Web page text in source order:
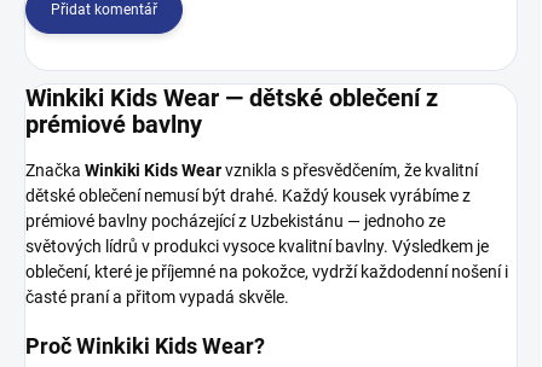
Přidat komentář
Winkiki Kids Wear — dětské oblečení z
prémiové bavlny
Značka Winkiki Kids Wearvznikla s přesvědčením, že kvalitní
dětské oblečení nemusí být drahé. Každý kousek vyrábíme z
prémiové bavlny pocházející z Uzbekistánu — jednoho ze
světových lídrů v produkci vysoce kvalitní bavlny. Výsledkem je
oblečení, které je příjemné na pokožce, vydrží každodenní nošení i
časté praní a přitom vypadá skvěle.
Proč Winkiki Kids Wear?